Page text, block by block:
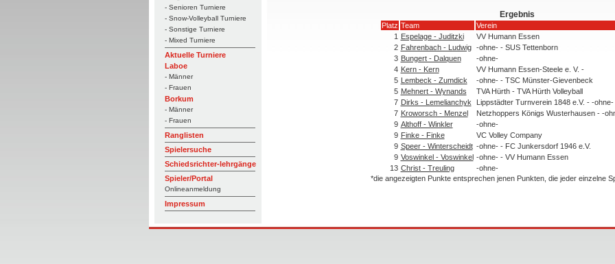
- Senioren Turniere
- Snow-Volleyball Turniere
- Sonstige Turniere
- Mixed Turniere
Aktuelle Turniere
Laboe
- Männer
- Frauen
Borkum
- Männer
- Frauen
Ranglisten
Spielersuche
Schiedsrichter-lehrgänge
Spieler/Portal
Onlineanmeldung
Impressum
Ergebnis
Platz Team Verein
1 Espelage - Juditzki VV Humann Essen
2 Fahrenbach - Ludwig -ohne- - SUS Tettenborn
3 Bungert - Dalquen -ohne-
4 Kern - Kern VV Humann Essen-Steele e. V. -
5 Lembeck - Zumdick -ohne- - TSC Münster-Gievenbeck
5 Mehnert - Wynands TVA Hürth - TVA Hürth Volleyball
7 Dirks - Lemelianchyk Lippstädter Turnverein 1848 e.V. - -ohne-
7 Kroworsch - Menzel Netzhoppers Königs Wusterhausen - -
9 Althoff - Winkler
-ohne-
9 Finke - Finke
VC Volley Company
9 Speer - Winterscheidt -ohne- - FC Junkersdorf 1946 e.V.
9 Voswinkel - Voswinkel -ohne- - VV Humann Essen
13 Christ - Treuling
-ohne-
*die angezeigten Punkte entsprechen jenen Punkten, die jeder einzelne